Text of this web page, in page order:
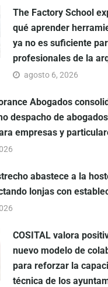
The Factory School
qué aprender
ya no es suficiente
profesionales de la
agosto 6, 2026
Abogados
despacho de
empresas y
abastece a la
lonjas con
COSITAL valora
nuevo modelo de
para reforzar la
técnica de los